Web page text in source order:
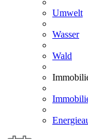
Umwelt
Wasser
Wald